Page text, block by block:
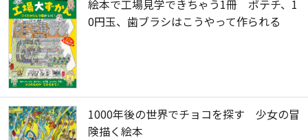
絵本で工場見学できちゃう1冊 ポテチ、1
0円玉、歯ブラシはこうやって作られる
1000年後の世界でチョコを探す 少女の冒
険描く絵本